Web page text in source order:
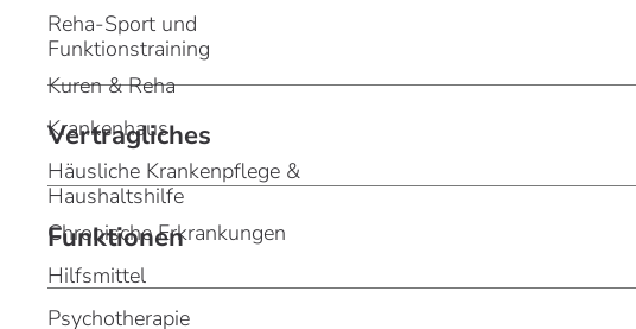
Reha-Sport und
Funktionstraining
Kuren & Reha
Krankenhaus
Häusliche Krankenpflege &
Haushaltshilfe
Chronische Erkrankungen
Hilfsmittel
Psychotherapie
Vertragliches
Funktionen